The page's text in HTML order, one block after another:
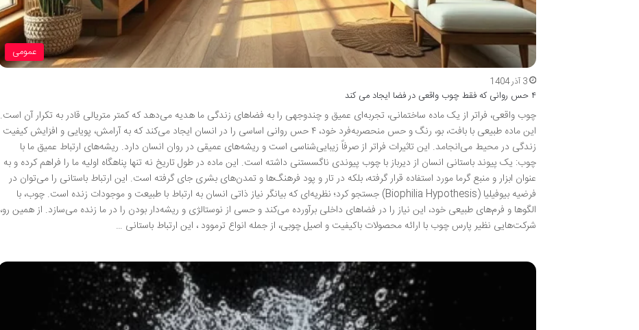
عمومی
3 آذر 1404
۴ حس روانی که فقط چوب واقعی در فضا ایجاد می کند
چوب واقعی، فراتر از یک ماده ساختمانی، تجربه‌ای عمیق و چندوجهی را به فضاهای زندگی ما هدیه می‌دهد که کمتر متریالی قادر به تکرار آن است.
این ماده طبیعی با بافت، بو، رنگ و حس منحصربه‌فرد خود، ۴ حس روانی اساسی را در انسان ایجاد می‌کند که به آرامش، پویایی و افزایش کیفیت
زندگی در محیط می‌انجامد. این تاثیرات فراتر از صرفاً زیبایی‌شناسی است و ریشه‌های عمیقی در روان انسان دارد. ریشه‌های ارتباط عمیق ما با
چوب: یک پیوند باستانی انسان از دیرباز با چوب پیوندی ناگسستنی داشته است. این ماده در طول تاریخ نه تنها پناهگاه اولیه ما را فراهم کرده و به
عنوان ابزار و منبع گرما مورد استفاده قرار گرفته، بلکه در تار و پود فرهنگ‌ها و تمدن‌های بشری جای گرفته است. این ارتباط باستانی را می‌توان در
فرضیه بیوفیلیا (Biophilia Hypothesis) جستجو کرد؛ نظریه‌ای که بیانگر نیاز ذاتی انسان به ارتباط با طبیعت و موجودات زنده است. چوب، با
الگوها و فرم‌های طبیعی خود، این نیاز را در فضاهای داخلی برآورده می‌کند و حسی از نوستالژی و ریشه‌دار بودن را در ما زنده می‌سازد. از همین رو،
شرکت‌هایی نظیر پارس چوب با ارائه محصولات باکیفیت و اصیل چوبی، از جمله انواع ترموود ، این ارتباط باستانی …